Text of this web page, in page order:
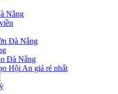
Nẵng
Đà Nẵng
Đà Nẵng
Hội An giá rẻ nhất